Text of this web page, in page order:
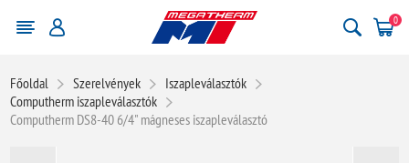
0
Főoldal Szerelvények
Iszapleválasztók
Computherm iszapleválasztók
Computherm DS8-40 6/4" mágneses iszapleválasztó